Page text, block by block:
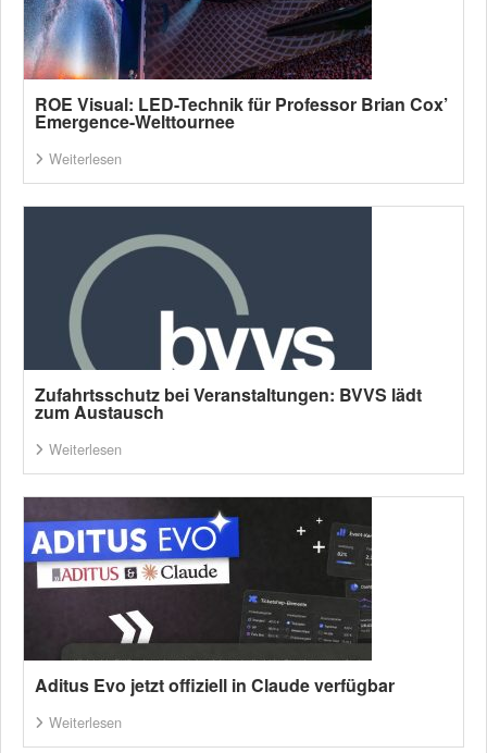
ROE Visual: LED-Technik für Professor Brian Cox’
Emergence-Welttournee
Weiterlesen
Zufahrtsschutz bei Veranstaltungen: BVVS lädt
zum Austausch
Weiterlesen
Aditus Evo jetzt offiziell in Claude verfügbar
Weiterlesen